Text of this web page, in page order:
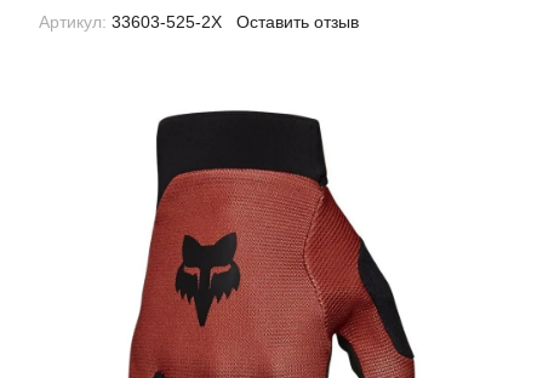
Артикул: 33603-525-2X Оставить отзыв